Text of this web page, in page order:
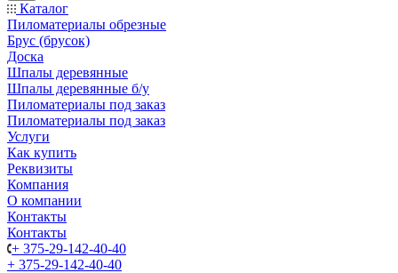
Каталог
Пиломатериалы обрезные
Брус (брусок)
Доска
Шпалы деревянные
Шпалы деревянные б/у
Пиломатериалы под заказ
Пиломатериалы под заказ
Услуги
Как купить
Реквизиты
Компания
О компании
Контакты
Контакты
+ 375-29-142-40-40
+ 375-29-142-40-40